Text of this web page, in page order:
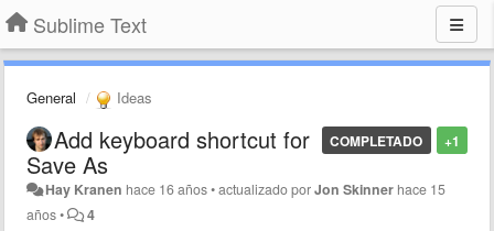
Sublime Text
General Ideas
+1
COMPLETADO
Add keyboard shortcut for
Save As
Hay Kranen hace 16 años•actualizado porJon Skinner hace 15
años• 4